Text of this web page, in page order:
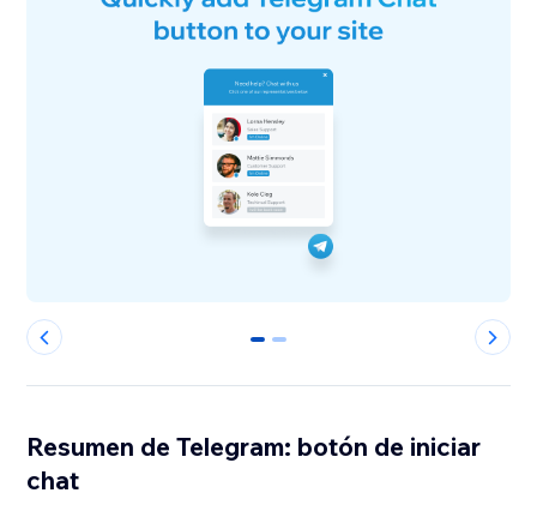
0 1
Resumen de Telegram: botón de iniciar
chat